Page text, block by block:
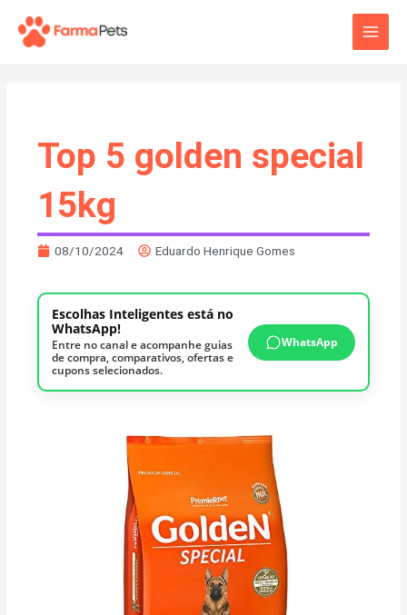
para
Main
Top 5 golden special
15kg
08/10/2024 Eduardo Henrique Gomes
Escolhas Inteligentes está no
WhatsApp!
Entre no canal e acompanhe guias
de compra, comparativos, ofertas e
cupons selecionados.
WhatsApp